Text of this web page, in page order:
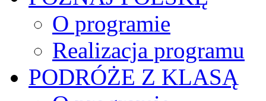
O programie
Realizacja programu
PODRÓŻE Z KLASĄ